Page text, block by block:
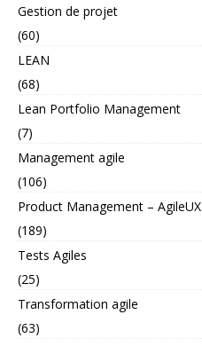
Gestion de projet
(60)
LEAN
(68)
Lean Portfolio Management
(7)
Management agile
(106)
Product Management – AgileUX
(189)
Tests Agiles
(25)
Transformation agile
(63)